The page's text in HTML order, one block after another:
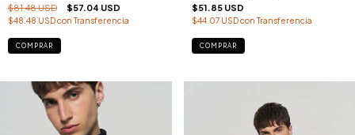
$81.48 USD $57.04 USD
$48.48 USDcon Transferencia
COMPRAR
$51.85 USD
$44.07 USDcon Transferencia
COMPRAR